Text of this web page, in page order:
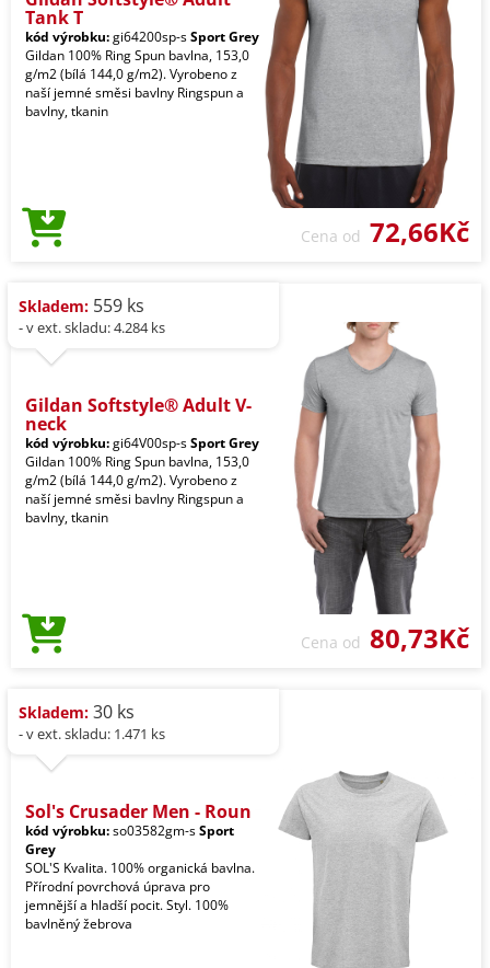
Tank T
kód výrobku:gi64200sp-sSport Grey
Gildan 100% Ring Spun bavlna, 153,0
g/m2 (bílá 144,0 g/m2). Vyrobeno z
naší jemné směsi bavlny Ringspun a
bavlny, tkanin
Cena od 72,66Kč
Skladem: 559 ks
- v ext. skladu: 4.284 ks
Gildan Softstyle® Adult V-
neck
kód výrobku:gi64V00sp-sSport Grey
Gildan 100% Ring Spun bavlna, 153,0
g/m2 (bílá 144,0 g/m2). Vyrobeno z
naší jemné směsi bavlny Ringspun a
bavlny, tkanin
Cena od 80,73Kč
Skladem: 30 ks
- v ext. skladu: 1.471 ks
Sol's Crusader Men - Roun
kód výrobku:so03582gm-sSport
Grey
SOL'S Kvalita. 100% organická bavlna.
Přírodní povrchová úprava pro
jemnější a hladší pocit. Styl. 100%
bavlněný žebrova